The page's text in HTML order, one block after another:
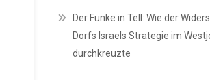
Der Funke in Tell: Wie der
Dorfs Israels Strategie im
durchkreuzte